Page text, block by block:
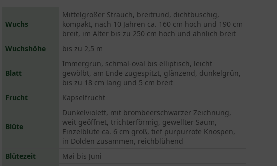
Wuchs
Mittelgroßer Strauch, breitrund, dichtbuschig,
kompakt, nach 10 Jahren ca. 160 cm hoch und 190 cm
breit, im Alter bis zu 250 cm hoch und ähnlich breit
Wuchshöhe
bis zu 2,5 m
Blatt
Immergrün, schmal-oval bis elliptisch, leicht
gewölbt, am Ende zugespitzt, glänzend, dunkelgrün,
bis zu 18 cm lang und 5 cm breit
Frucht
Kapselfrucht
Blüte
Dunkelviolett, mit brombeerschwarzer Zeichnung,
weit geöffnet, trichterförmig, gewellter Saum,
Einzelblüte ca. 6 cm groß, tief purpurrote Knospen,
in Dolden zusammen, reichblühend
Blütezeit
Mai bis Juni